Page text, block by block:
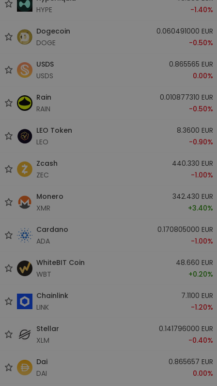
HYPE
-1.40%
Dogecoin
DOGE
0.060491000 EUR
-0.50%
USDS
USDS
0.865565 EUR
0.00%
Rain
RAIN
0.010877310 EUR
-0.50%
LEO Token
LEO
8.3600 EUR
-0.90%
Zcash
ZEC
440.330 EUR
-1.00%
Monero
XMR
342.430 EUR
+3.40%
Cardano
ADA
0.170805000 EUR
-1.00%
WhiteBIT Coin
WBT
48.660 EUR
+0.20%
Chainlink
LINK
7.1100 EUR
-1.20%
Stellar
XLM
0.141796000 EUR
-0.40%
Dai
DAI
0.865657 EUR
0.00%